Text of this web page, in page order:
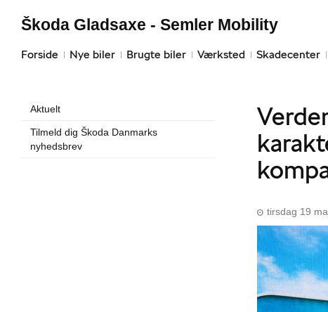
Forside Nye biler Brugte biler Værksted Skadecenter
Škoda Gladsaxe - Semler Mobility
Aktuelt
Tilmeld dig Škoda Danmarks
nyhedsbrev
tirsdag 19